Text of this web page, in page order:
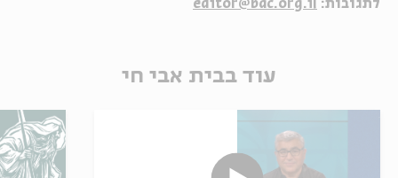
לתגובות:
editor@bac.org.il
עוד בבית אבי חי